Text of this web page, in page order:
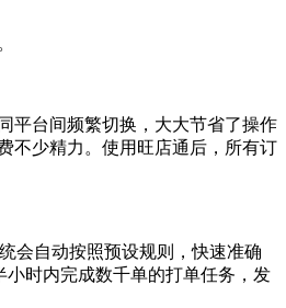
平台间频繁切换，大大节省了操作
不少精力。使用旺店通后，所有订
会自动按照预设规则，快速准确
时内完成数千单的打单任务，发